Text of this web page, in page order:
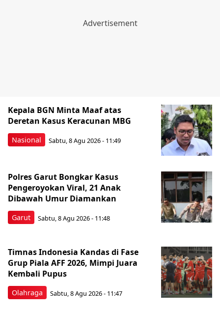
Nasional
Kepala BGN Minta Maaf atas
Deretan Kasus Keracunan MBG
Sabtu, 8 Agu 2026 - 11:49
Garut
Polres Garut Bongkar Kasus
Pengeroyokan Viral, 21 Anak
Dibawah Umur Diamankan
Sabtu, 8 Agu 2026 - 11:48
Olahraga
Timnas Indonesia Kandas di Fase
Grup Piala AFF 2026, Mimpi Juara
Kembali Pupus
Sabtu, 8 Agu 2026 - 11:47